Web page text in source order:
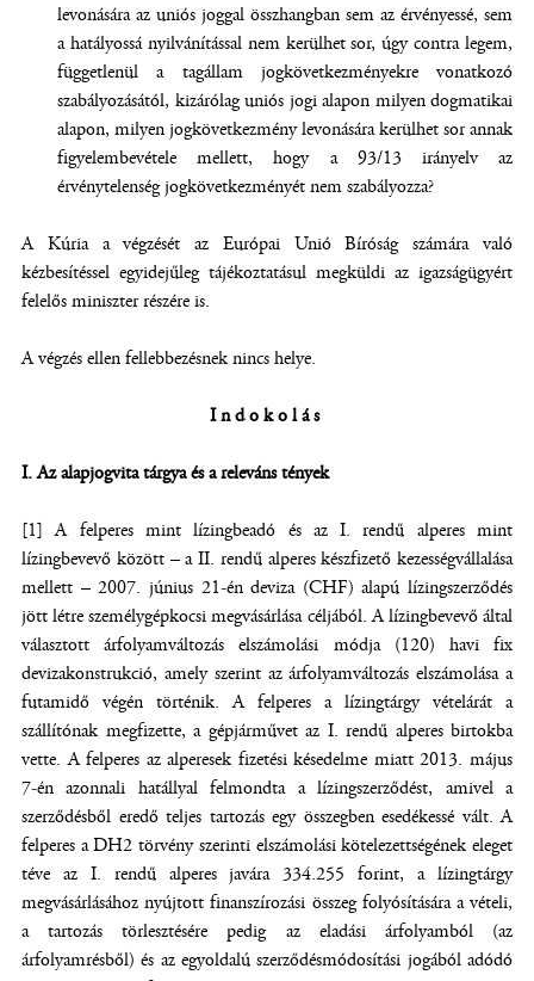
levonására az uniós joggal összhangban sem az érvényessé, sem
a hatályossá nyilvánítással nem kerülhet sor, úgy contra legem,
függetlenül a tagállam jogkövetkezményekre vonatkozó
szabályozásától, kizárólag uniós jogi alapon milyen dogmatikai
alapon, milyen jogkövetkezmény levonására kerülhet sor annak
figyelembevétele mellett, hogy a 93/13 irányelv az
érvénytelenség jogkövetkezményét nem szabályozza?
A Kúria a végzését az Európai Unió Bíróság számára való
kézbesítéssel egyidejűleg tájékoztatásul megküldi az igazságügyért
felelős miniszter részére is.
A végzés ellen fellebbezésnek nincs helye.
Indokolás
I. Az alapjogvita tárgya és a releváns tények
[1] A felperes mint lízingbeadó és az I. rendű alperes mint
lízingbevevő között – a II. rendű alperes készfizető kezességvállalása
mellett – 2007. június 21-én deviza (CHF) alapú lízingszerződés
jött létre személygépkocsi megvásárlása céljából. A lízingbevevő által
választott árfolyamváltozás elszámolási módja (120) havi fix
devizakonstrukció, amely szerint az árfolyamváltozás elszámolása a
futamidő végén történik. A felperes a lízingtárgy vételárát a
szállítónak megfizette, a gépjárművet az I. rendű alperes birtokba
vette. A felperes az alperesek fizetési késedelme miatt 2013. május
7-én azonnali hatállyal felmondta a lízingszerződést, amivel a
szerződésből eredő teljes tartozás egy összegben esedékessé vált. A
felperes a DH2 törvény szerinti elszámolási kötelezettségének eleget
téve az I. rendű alperes javára 334.255 forint, a lízingtárgy
megvásárlásához nyújtott finanszírozási összeg folyósítására a vételi,
a tartozás törlesztésére pedig az eladási árfolyamból (az
árfolyamrésből) és az egyoldalú szerződésmódosítási jogából adódó